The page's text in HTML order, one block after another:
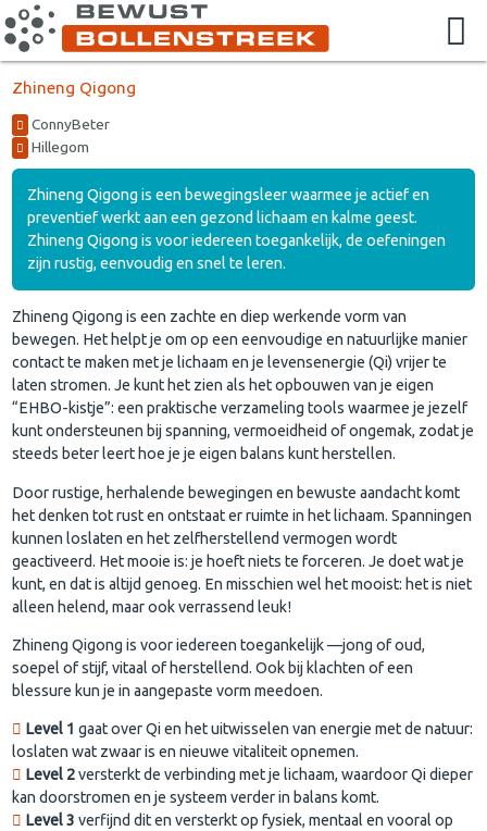
Zhineng Qigong
ConnyBeter
Hillegom
Zhineng Qigong is een bewegingsleer waarmee je actief en
preventief werkt aan een gezond lichaam en kalme geest.
Zhineng Qigong is voor iedereen toegankelijk, de oefeningen
zijn rustig, eenvoudig en snel te leren.
Zhineng Qigong is een zachte en diep werkende vorm van
bewegen. Het helpt je om op een eenvoudige en natuurlijke manier
contact te maken met je lichaam en je levensenergie (Qi) vrijer te
laten stromen. Je kunt het zien als het opbouwen van je eigen
“EHBO-kistje”: een praktische verzameling tools waarmee je jezelf
kunt ondersteunen bij spanning, vermoeidheid of ongemak, zodat je
steeds beter leert hoe je je eigen balans kunt herstellen.
Door rustige, herhalende bewegingen en bewuste aandacht komt
het denken tot rust en ontstaat er ruimte in het lichaam. Spanningen
kunnen loslaten en het zelfherstellend vermogen wordt
geactiveerd. Het mooie is: je hoeft niets te forceren. Je doet wat je
kunt, en dat is altijd genoeg. En misschien wel het mooist: het is niet
alleen helend, maar ook verrassend leuk!
Zhineng Qigong is voor iedereen toegankelijk —jong of oud,
soepel of stijf, vitaal of herstellend. Ook bij klachten of een
blessure kun je in aangepaste vorm meedoen.
Level 1 gaat over Qi en het uitwisselen van energie met de natuur:
loslaten wat zwaar is en nieuwe vitaliteit opnemen.
Level 2versterkt de verbinding met je lichaam, waardoor Qi dieper
kan doorstromen en je systeem verder in balans komt.
Level 3 verfijnd dit en versterkt op fysiek, mentaal en vooral op